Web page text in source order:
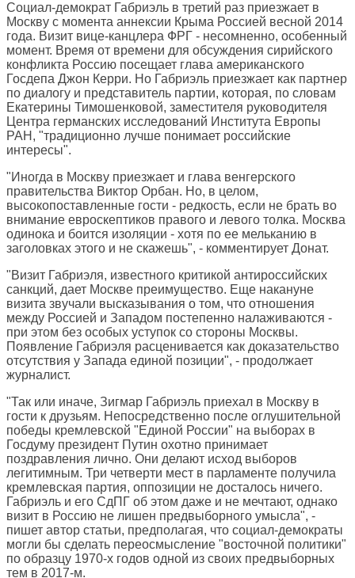
Социал-демократ Габриэль в третий раз приезжает в
Москву с момента аннексии Крыма Россией весной 2014
года. Визит вице-канцлера ФРГ - несомненно, особенный
момент. Время от времени для обсуждения сирийского
конфликта Россию посещает глава американского
Госдепа Джон Керри. Но Габриэль приезжает как партнер
по диалогу и представитель партии, которая, по словам
Екатерины Тимошенковой, заместителя руководителя
Центра германских исследований Института Европы
РАН, "традиционно лучше понимает российские
интересы".
"Иногда в Москву приезжает и глава венгерского
правительства Виктор Орбан. Но, в целом,
высокопоставленные гости - редкость, если не брать во
внимание евроскептиков правого и левого толка. Москва
одинока и боится изоляции - хотя по ее мельканию в
заголовках этого и не скажешь", - комментирует Донат.
"Визит Габриэля, известного критикой антироссийских
санкций, дает Москве преимущество. Еще накануне
визита звучали высказывания о том, что отношения
между Россией и Западом постепенно налаживаются -
при этом без особых уступок со стороны Москвы.
Появление Габриэля расценивается как доказательство
отсутствия у Запада единой позиции", - продолжает
журналист.
"Так или иначе, Зигмар Габриэль приехал в Москву в
гости к друзьям. Непосредственно после оглушительной
победы кремлевской "Единой России" на выборах в
Госдуму президент Путин охотно принимает
поздравления лично. Они делают исход выборов
легитимным. Три четверти мест в парламенте получила
кремлевская партия, оппозиции не досталось ничего.
Габриэль и его СдПГ об этом даже и не мечтают, однако
визит в Россию не лишен предвыборного умысла", -
пишет автор статьи, предполагая, что социал-демократы
могли бы сделать переосмысление "восточной политики"
по образцу 1970-х годов одной из своих предвыборных
тем в 2017-м.